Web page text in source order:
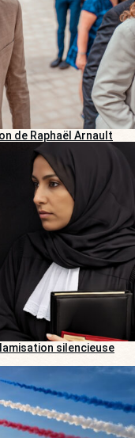
de Raphaël Arnault
silencieuse